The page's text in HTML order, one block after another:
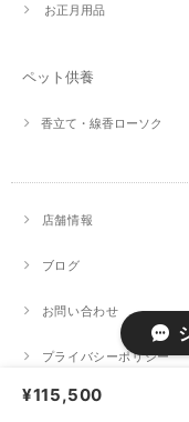
お正月用品
ペット供養
香立て・線香ローソク
店舗情報
ブログ
お問い合わせ
プライバシーポリシー
特定商取引法に基づく表記
¥115,500